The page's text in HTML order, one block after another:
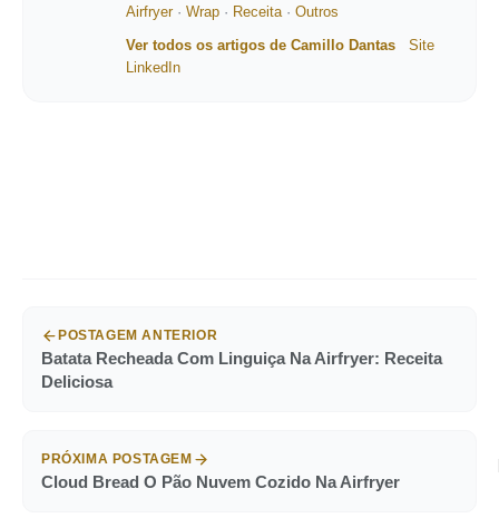
Airfryer· Wrap · Receita· Outros
Ver todos os artigos de Camillo Dantas
Site
LinkedIn
POSTAGEM ANTERIOR
Batata Recheada Com Linguiça Na Airfryer: Receita
Deliciosa
PRÓXIMA POSTAGEM
Cloud Bread O Pão Nuvem Cozido Na Airfryer